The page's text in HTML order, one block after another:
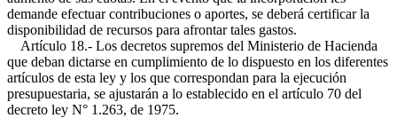
demande efectuar contribuciones o aportes, se deberá certificar la
disponibilidad de recursos para afrontar tales gastos.
Artículo 18.- Los decretos supremos del Ministerio de Hacienda
que deban dictarse en cumplimiento de lo dispuesto en los diferentes
artículos de esta ley y los que correspondan para la ejecución
presupuestaria, se ajustarán a lo establecido en el artículo 70 del
decreto ley N° 1.263, de 1975.